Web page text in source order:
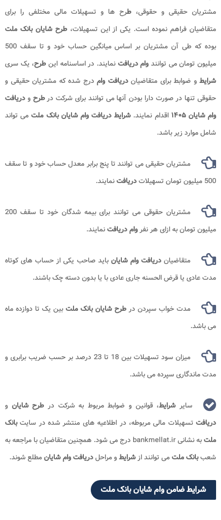
مشتریان حقیقی و حقوقی، طرح ها و تسهیلات مالی مختلفی را برای
متقاضیان فراهم نموده است. یکی از این تسهیلات،طرح شایان بانک ملت
بوده که طی آن مشتریان بر اساس میانگین حساب خود و تا سقف 500
میلیون تومان می توانند وام دریافت نمایند. در اساسنامه این طرح، یک سری
شرایطو ضوابط برای متقاضیاندریافت وامدرج شده که مشتریان حقیقی و
حقوقی تنها در صورت دارا بودن آنها می توانند برای شرکت درطرحو دریافت
وام شایان ۱۴۰۵ اقدام نمایند. شرایط دریافت وام شایان بانک ملت می تواند
شامل موارد زیر باشد.
مشتریان حقیقی می توانند تا پنج برابر معدل حساب خود و تا سقف
500 میلیون تومان تسهیلات
دریافتنمایند.
مشتریان حقوقی می توانند برای بیمه شدگان خود تا سقف 200
میلیون تومان به ازای هر نفروام دریافتنمایند.
متقاضیاندریافت وام شایانباید صاحب یکی از حساب های کوتاه
مدت عادی یا قرض الحسنه جاری عادی با یا بدون دسته چک باشند.
مدت خواب سپردن در طرح شایان بانک ملت بین یک تا دوازده ماه
می باشد.
میزان سود تسهیلات بین 18 تا 23 درصد بر حسب ضریب برابری و
مدت ماندگاری سپرده می باشد.
سایر شرایط، قوانین و ضوابط مربوط به شرکت در طرح شایان و
دریافت تسهیلات مالی مربوطه، در اطلاعیه های منتشر شده در سایتبانک
ملت
به نشانی bankmellat.ir درج می شود. همچنین متقاضیان با مراجعه به
شعببانک ملتمی توانند ازشرایطو مراحلدریافت وام شایانمطلع شوند.
شرایط ضامن وام شایان بانک ملت